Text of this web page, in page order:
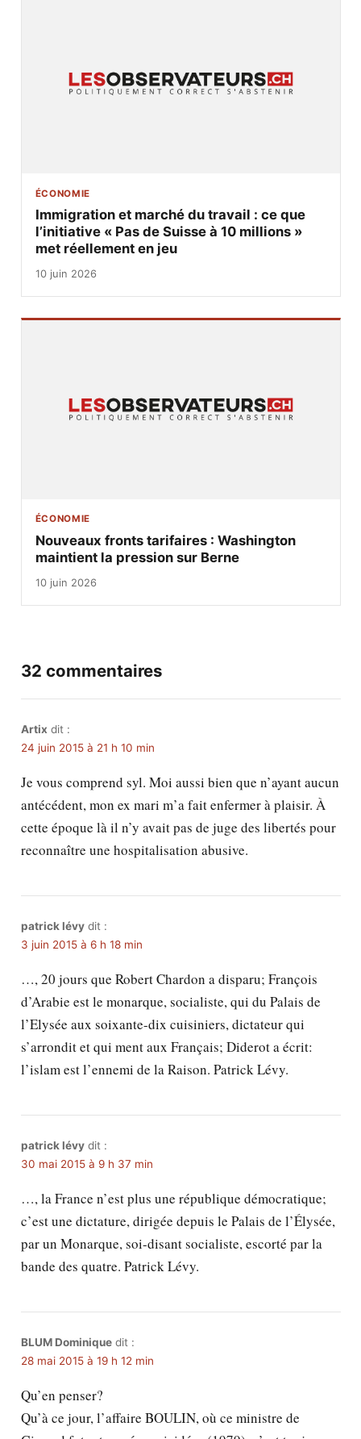
ÉCONOMIE
Immigration et marché du travail : ce que
l’initiative « Pas de Suisse à 10 millions »
met réellement en jeu
10 juin 2026
ÉCONOMIE
Nouveaux fronts tarifaires : Washington
maintient la pression sur Berne
10 juin 2026
32 commentaires
Artix dit :
24 juin 2015 à 21 h 10 min
Je vous comprend syl. Moi aussi bien que n’ayant aucun
antécédent, mon ex mari m’a fait enfermer à plaisir. À
cette époque là il n’y avait pas de juge des libertés pour
reconnaître une hospitalisation abusive.
patrick lévy dit :
3 juin 2015 à 6 h 18 min
…, 20 jours que Robert Chardon a disparu; François
d’Arabie est le monarque, socialiste, qui du Palais de
l’Elysée aux soixante-dix cuisiniers, dictateur qui
s’arrondit et qui ment aux Français; Diderot a écrit:
l’islam est l’ennemi de la Raison. Patrick Lévy.
patrick lévy dit :
30 mai 2015 à 9 h 37 min
…, la France n’est plus une république démocratique;
c’est une dictature, dirigée depuis le Palais de l’Élysée,
par un Monarque, soi-disant socialiste, escorté par la
bande des quatre. Patrick Lévy.
BLUM Dominique dit :
28 mai 2015 à 19 h 12 min
Qu’en penser?
Qu’à ce jour, l’affaire BOULIN, où ce ministre de